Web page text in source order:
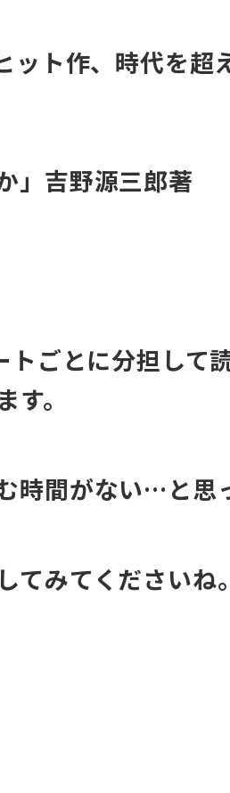
ト作、時代を超
」吉野源三郎著
ごとに分担して
。
時間がない…と思
てみてくださいね。